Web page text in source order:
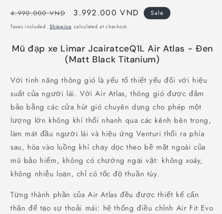
Regular
price
4.990.000 VND
Sale
price
3.992.000 VND Sale
Taxes included.Shipping calculated at checkout.
Mũ đạp xe Limar JcairatceQ1L Air Atlas - Đen
(Matt Black Titanium)
Với tinh năng thông gió là yếu tố thiết yếu đối với hiệu
suất của người lái. Với Air Atlas, thông gió được đảm
bảo bằng các cửa hút gió chuyên dụng cho phép một
lượng lớn không khí thổi nhanh qua các kênh bên trong,
làm mát đầu người lái và hiệu ứng Venturi thổi ra phía
sau, hòa vào luồng khí chạy dọc theo bề mặt ngoài của
mũ bảo hiểm, không có chướng ngại vật: không xoáy,
không nhiễu loạn, chỉ có tốc độ thuần túy.
Từng thành phần của Air Atlas đều được thiết kế cẩn
thận để tạo sự thoải mái: hệ thống điều chỉnh Air Fit Evo